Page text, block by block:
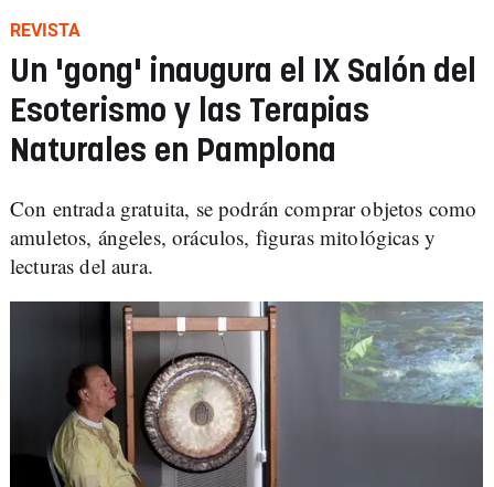
REVISTA
Un 'gong' inaugura el IX Salón del
Esoterismo y las Terapias
Naturales en Pamplona
Con entrada gratuita, se podrán comprar objetos como
amuletos, ángeles, oráculos, figuras mitológicas y
lecturas del aura.